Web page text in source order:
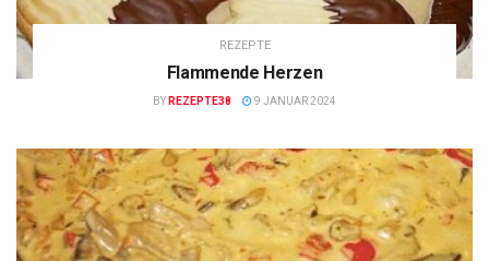
REZEPTE
Flammende Herzen
BY REZEPTE38 9 JANUAR 2024